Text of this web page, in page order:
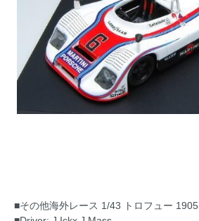
■その他海外レース 1/43 トロフュー 1905